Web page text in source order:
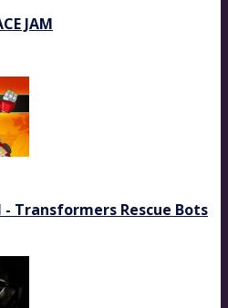
JAM
Rescue Bots